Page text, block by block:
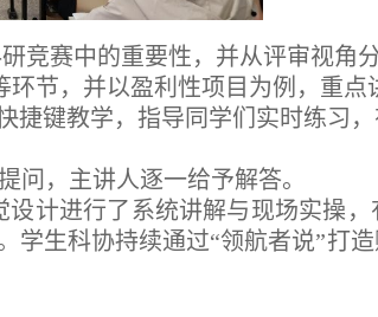
竞赛中的重要性，并从评审视角
节，并以盈利性项目为例，重
键教学，指导同学们实时练习
问，主讲人逐一给予解答。
计进行了系统讲解与现场实操
生科协持续通过“领航者说”打